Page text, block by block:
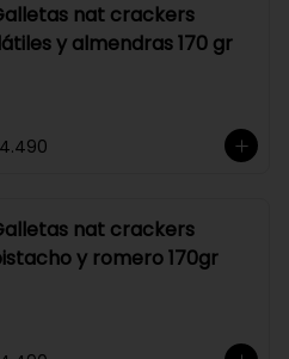
nat crackers
y almendras 170 gr
nat crackers
y romero 170gr